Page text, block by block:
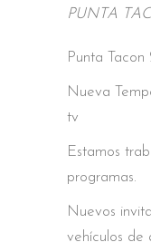
PUNTA
Punta Tacon
Nueva
tv
Estamos
programas.
Nuevos
vehículos de